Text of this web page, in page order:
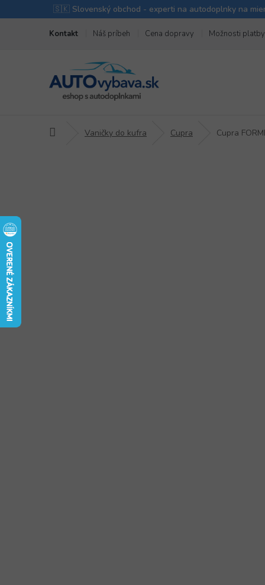
Kontakt Náš príbeh Cena dopravy Možnosti platby
DomovVaničky do kufra Cupra Cupra